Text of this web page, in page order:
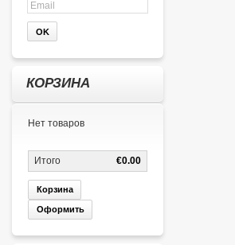
КОРЗИНА
Нет товаров
€0.00
Итого
Корзина
Оформить